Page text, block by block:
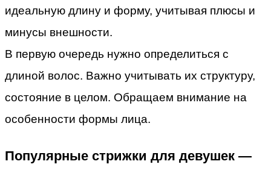
идеальную длину и форму, учитывая плюсы и
минусы внешности.
В первую очередь нужно определиться с
длиной волос. Важно учитывать их структуру,
состояние в целом. Обращаем внимание на
особенности формы лица.
Популярные стрижки для девушек —